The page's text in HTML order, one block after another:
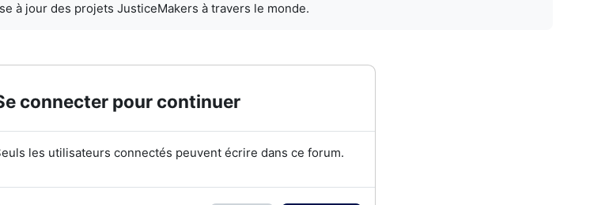
à jour des projets JusticeMakers à travers le monde.
connecter pour continuer
les utilisateurs connectés peuvent écrire dans ce forum.